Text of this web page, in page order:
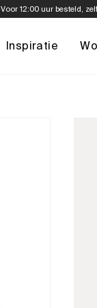
Voor 12:00 uur besteld,
Inspiratie